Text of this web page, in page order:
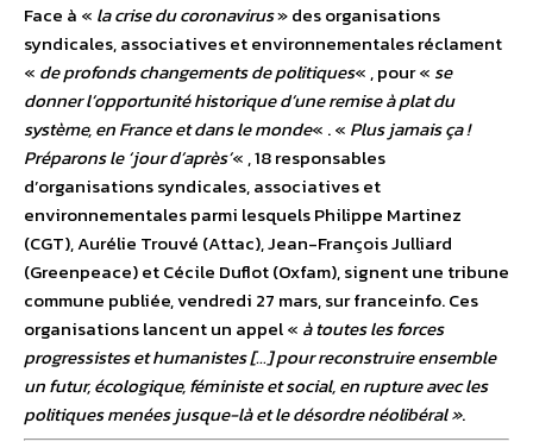
Face à « la crise du coronavirus» des organisations
syndicales, associatives et environnementales réclament
« de profonds changements de politiques« , pour « se
donner l’opportunité historique d’une remise à plat du
système, en France et dans le monde« . « Plus jamais ça !
Préparons le ‘jour d’après’« , 18 responsables
d’organisations syndicales, associatives et
environnementales parmi lesquels Philippe Martinez
(CGT), Aurélie Trouvé (Attac), Jean-François Julliard
(Greenpeace) et Cécile Duflot (Oxfam), signent une tribune
commune publiée, vendredi 27 mars, sur franceinfo. Ces
organisations lancent un appel « à toutes les forces
progressistes et humanistes […] pour reconstruire ensemble
un futur, écologique, féministe et social, en rupture avec les
politiques menées jusque-là et le désordre néolibéral ».